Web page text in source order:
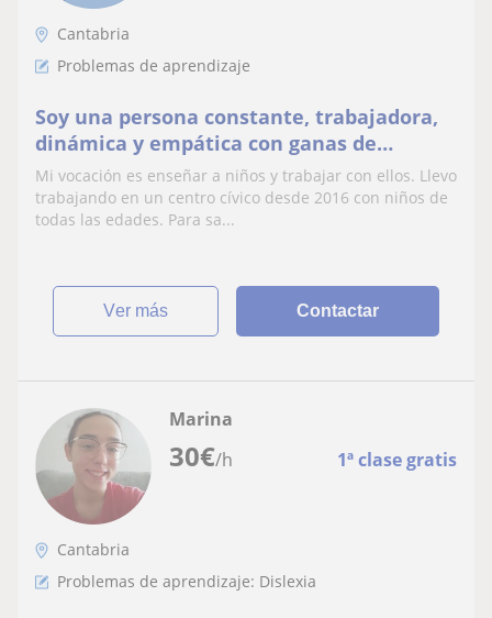
Cantabria
Problemas de aprendizaje
Soy una persona constante, trabajadora,
dinámica y empática con ganas de
trabajar y aprender.
Mi vocación es enseñar a niños y trabajar con ellos. Llevo
trabajando en un centro cívico desde 2016 con niños de
todas las edades. Para sa...
ver más Contactar
30€/h 1ª clase gratis
Marina
Cantabria
Problemas de aprendizaje: Dislexia